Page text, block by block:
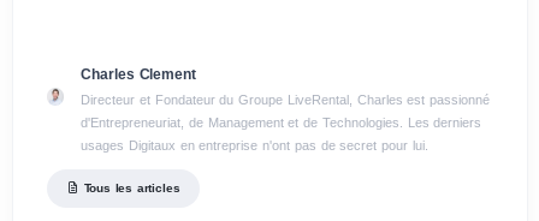
Charles Clement
Directeur et Fondateur du Groupe LiveRental, Charles est passionné
d'Entrepreneuriat, de Management et de Technologies. Les derniers
usages Digitaux en entreprise n'ont pas de secret pour lui.
Tous les articles